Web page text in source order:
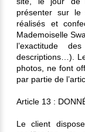
présenter sur le
réalisés et
Mademoiselle
l’exactitude
descriptions…).
photos, ne font
par partie de
Article 13 :
Le client